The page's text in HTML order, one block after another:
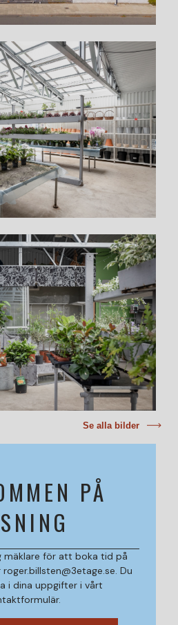
Se alla bilder
PÅ
mäklare för att boka tid på
Du
i dina uppgifter i vårt